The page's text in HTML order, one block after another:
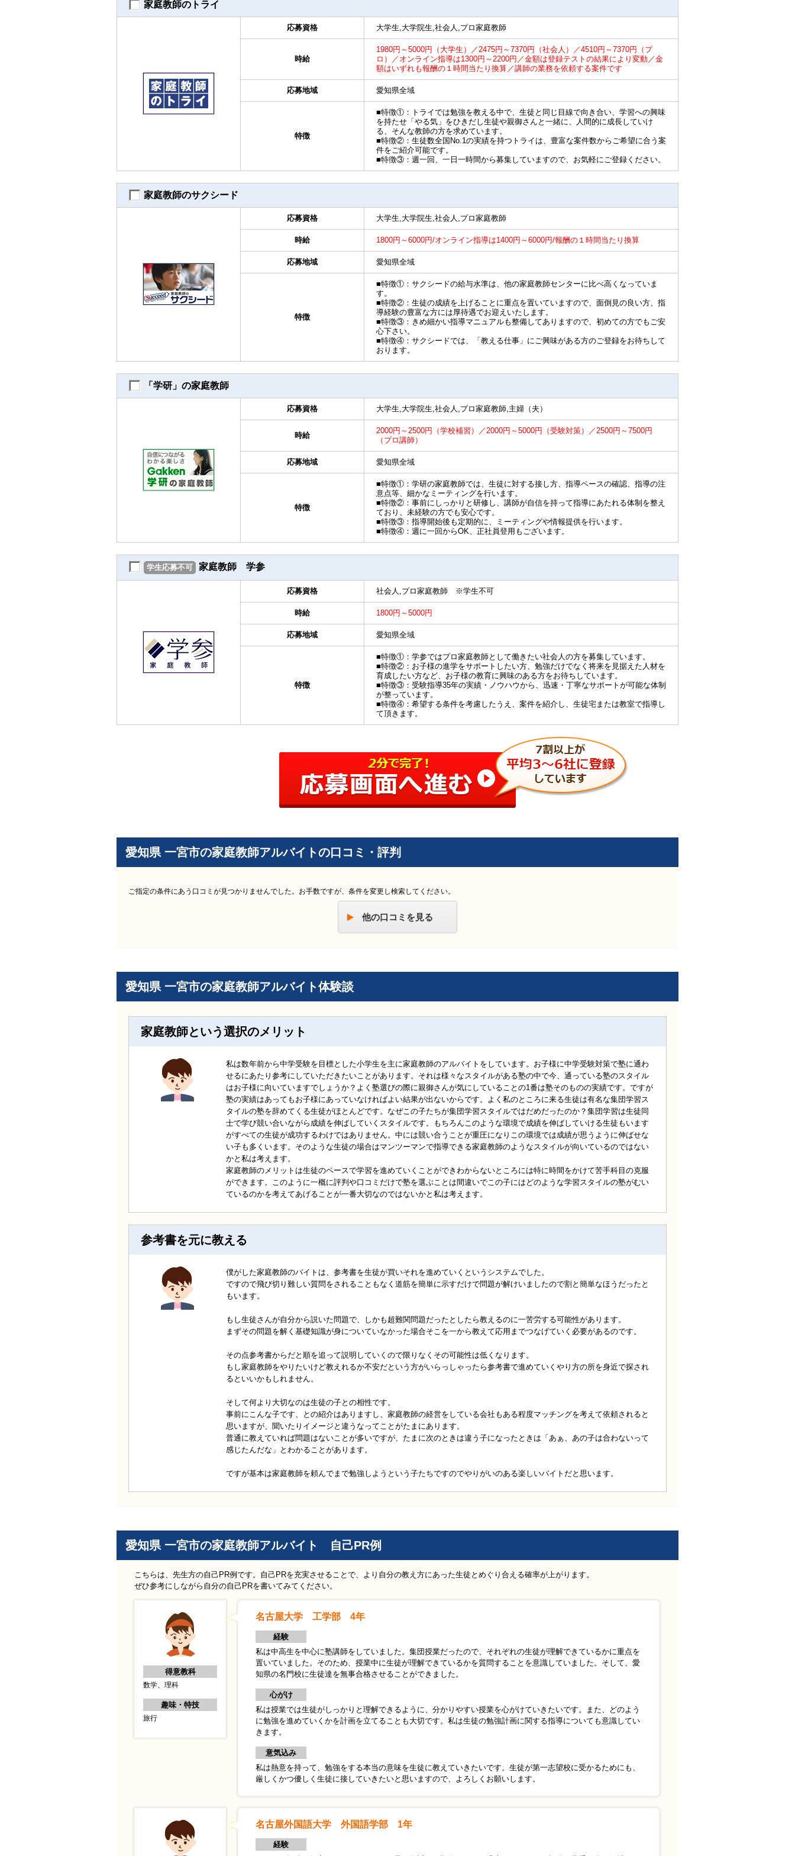
家庭教師のトライ
応募資格 大学生,大学院生,社会人,プロ家庭教師
時給
1980円～5000円（大学生）／2475円～7370円（社会人）／4510円～7370円（プ
ロ）／オンライン指導は1300円～2200円／金額は登録テストの結果により変動／金
額はいずれも報酬の１時間当たり換算／講師の業務を依頼する案件です
応募地域 愛知県全域
特徴
■特徴①：トライでは勉強を教える中で、生徒と同じ目線で向き合い、学習への興味
を持たせ「やる気」をひきだし生徒や親御さんと一緒に、人間的に成長していけ
る、そんな教師の方を求めています。
■特徴②：生徒数全国No.1の実績を持つトライは、豊富な案件数からご希望に合う案
件をご紹介可能です。
■特徴③：週一回、一日一時間から募集していますので、お気軽にご登録ください。
家庭教師のサクシード
応募資格 大学生,大学院生,社会人,プロ家庭教師
時給 1800円～6000円/オンライン指導は1400円～6000円/報酬の１時間当たり換算
応募地域 愛知県全域
特徴
■特徴①：サクシードの給与水準は、他の家庭教師センターに比べ高くなっていま
す。
■特徴②：生徒の成績を上げることに重点を置いていますので、面倒見の良い方、指
導経験の豊富な方には厚待遇でお迎えいたします。
■特徴③：きめ細かい指導マニュアルも整備してありますので、初めての方でもご安
心下さい。
■特徴④：サクシードでは、「教える仕事」にご興味がある方のご登録をお待ちして
おります。
「学研」の家庭教師
応募資格 大学生,大学院生,社会人,プロ家庭教師,主婦（夫）
時給
2000円～2500円（学校補習）／2000円～5000円（受験対策）／2500円～7500円
（プロ講師）
応募地域 愛知県全域
特徴
■特徴①：学研の家庭教師では、生徒に対する接し方、指導ペースの確認、指導の注
意点等、細かなミーティングを行います。
■特徴②：事前にしっかりと研修し、講師が自信を持って指導にあたれる体制を整え
ており、未経験の方でも安心です。
■特徴③：指導開始後も定期的に、ミーティングや情報提供を行います。
■特徴④：週に一回からOK、正社員登用もございます。
学生応募不可 家庭教師 学参
応募資格 社会人,プロ家庭教師 ※学生不可
時給 1800円～5000円
応募地域 愛知県全域
特徴
■特徴①：学参ではプロ家庭教師として働きたい社会人の方を募集しています。
■特徴②：お子様の進学をサポートしたい方、勉強だけでなく将来を見据えた人材を
育成したい方など、お子様の教育に興味のある方をお待ちしています。
■特徴③：受験指導35年の実績・ノウハウから、迅速・丁寧なサポートが可能な体制
が整っています。
■特徴④：希望する条件を考慮したうえ、案件を紹介し、生徒宅または教室で指導し
て頂きます。
愛知県 一宮市の家庭教師アルバイトの口コミ・評判
ご指定の条件にあう口コミが見つかりませんでした。お手数ですが、条件を変更し検索してください。
他の口コミを見る
愛知県 一宮市の家庭教師アルバイト体験談
家庭教師という選択のメリット
私は数年前から中学受験を目標とした小学生を主に家庭教師のアルバイトをしています。お子様に中学受験対策で塾に通わ
せるにあたり参考にしていただきたいことがあります。それは様々なスタイルがある塾の中で今、通っている塾のスタイル
はお子様に向いていますでしょうか？よく塾選びの際に親御さんが気にしていることの1番は塾そのものの実績です。ですが
塾の実績はあってもお子様にあっていなければよい結果が出ないからです。よく私のところに来る生徒は有名な集団学習ス
タイルの塾を辞めてくる生徒がほとんどです。なぜこの子たちが集団学習スタイルではだめだったのか？集団学習は生徒同
士で学び競い合いながら成績を伸ばしていくスタイルです。もちろんこのような環境で成績を伸ばしていける生徒もいます
がすべての生徒が成功するわけではありません。中には競い合うことが重圧になりこの環境では成績が思うように伸ばせな
い子も多くいます。そのような生徒の場合はマンツーマンで指導できる家庭教師のようなスタイルが向いているのではない
かと私は考えます。
家庭教師のメリットは生徒のペースで学習を進めていくことができわからないところには特に時間をかけて苦手科目の克服
ができます。このように一概に評判や口コミだけで塾を選ぶことは間違いでこの子にはどのような学習スタイルの塾がむい
ているのかを考えてあげることが一番大切なのではないかと私は考えます。
参考書を元に教える
僕がした家庭教師のバイトは、参考書を生徒が買いそれを進めていくというシステムでした。
ですので飛び切り難しい質問をされることもなく道筋を簡単に示すだけで問題が解けいましたので割と簡単なほうだったと
もいます。
もし生徒さんが自分から説いた問題で、しかも超難関問題だったとしたら教えるのに一苦労する可能性があります。
まずその問題を解く基礎知識が身についていなかった場合そこを一から教えて応用までつなげていく必要があるのです。
その点参考書からだと順を追って説明していくので限りなくその可能性は低くなります。
もし家庭教師をやりたいけど教えれるか不安だという方がいらっしゃったら参考書で進めていくやり方の所を身近で探され
るといいかもしれません。
そして何より大切なのは生徒の子との相性です。
事前にこんな子です、との紹介はありますし、家庭教師の経営をしている会社もある程度マッチングを考えて依頼されると
思いますが、聞いたりイメージと違うなってことがたまにあります。
普通に教えていれば問題はないことが多いですが、たまに次のときは違う子になったときは「あぁ、あの子は合わないって
感じたんだな」とわかることがあります。
ですが基本は家庭教師を頼んでまで勉強しようという子たちですのでやりがいのある楽しいバイトだと思います。
愛知県 一宮市の家庭教師アルバイト 自己PR例
こちらは、先生方の自己PR例です。自己PRを充実させることで、より自分の教え方にあった生徒とめぐり合える確率が上がります。
ぜひ参考にしながら自分の自己PRを書いてみてください。
得意教科
数学、理科
趣味・特技
旅行
名古屋大学 工学部 4年
経験
私は中高生を中心に塾講師をしていました。集団授業だったので、それぞれの生徒が理解できているかに重点を
置いていました。そのため、授業中に生徒が理解できているかを質問することを意識していました。そして、愛
知県の名門校に生徒達を無事合格させることができました。
心がけ
私は授業では生徒がしっかりと理解できるように、分かりやすい授業を心がけていきたいです。また、どのよう
に勉強を進めていくかを計画を立てることも大切です。私は生徒の勉強計画に関する指導についても意識してい
きます。
意気込み
私は熱意を持って、勉強をする本当の意味を生徒に教えていきたいです。生徒が第一志望校に受かるためにも、
厳しくかつ優しく生徒に接していきたいと思いますので、よろしくお願いします。
名古屋外国語大学 外国語学部 1年
経験